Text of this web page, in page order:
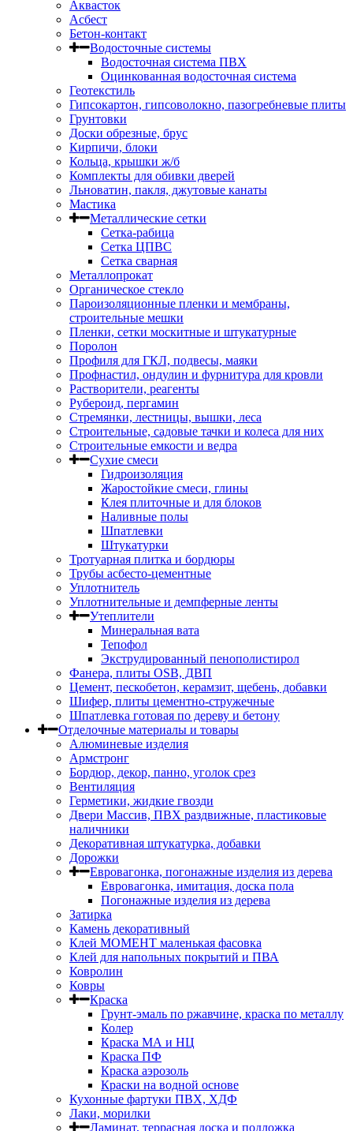
Аквасток
Асбест
Бетон-контакт
Водосточные системы
Водосточная система ПВХ
Оцинкованная водосточная система
Геотекстиль
Гипсокартон, гипсоволокно, пазогребневые плиты
Грунтовки
Доски обрезные, брус
Кирпичи, блоки
Кольца, крышки ж/б
Комплекты для обивки дверей
Льноватин, пакля, джутовые канаты
Мастика
Металлические сетки
Сетка-рабица
Сетка ЦПВС
Сетка сварная
Металлопрокат
Органическое стекло
Пароизоляционные пленки и мембраны,
строительные мешки
Пленки, сетки москитные и штукатурные
Поролон
Профиля для ГКЛ, подвесы, маяки
Профнастил, ондулин и фурнитура для кровли
Растворители, реагенты
Рубероид, пергамин
Стремянки, лестницы, вышки, леса
Строительные, садовые тачки и колеса для них
Строительные емкости и ведра
Сухие смеси
Гидроизоляция
Жаростойкие смеси, глины
Клея плиточные и для блоков
Наливные полы
Шпатлевки
Штукатурки
Тротуарная плитка и бордюры
Трубы асбесто-цементные
Уплотнитель
Уплотнительные и демпферные ленты
Утеплители
Минеральная вата
Тепофол
Экструдированный пенополистирол
Фанера, плиты OSB, ДВП
Цемент, пескобетон, керамзит, щебень, добавки
Шифер, плиты цементно-стружечные
Шпатлевка готовая по дереву и бетону
Отделочные материалы и товары
Алюминевые изделия
Армстронг
Бордюр, декор, панно, уголок срез
Вентиляция
Герметики, жидкие гвозди
Двери Массив, ПВХ раздвижные, пластиковые
наличники
Декоративная штукатурка, добавки
Дорожки
Евровагонка, погонажные изделия из дерева
Евровагонка, имитация, доска пола
Погонажные изделия из дерева
Затирка
Камень декоративный
Клей МОМЕНТ маленькая фасовка
Клей для напольных покрытий и ПВА
Ковролин
Ковры
Краска
Грунт-эмаль по ржавчине, краска по металлу
Колер
Краска МА и НЦ
Краска ПФ
Краска аэрозоль
Краски на водной основе
Кухонные фартуки ПВХ, ХДФ
Лаки, морилки
Ламинат, террасная доска и подложка